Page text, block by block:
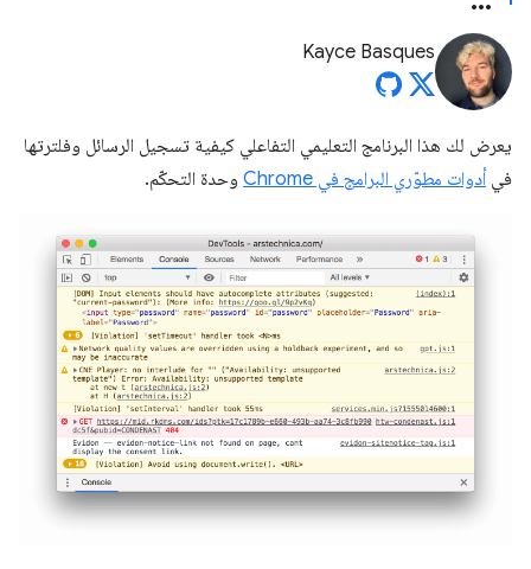
Kayce Basques
يعرض لك هذا البرنامج التعليمي التفاعلي كيفية تسجيل الرسائل وفلترتها
في أدوات مطوّري البرامج في Chrome وحدة التحكّم.